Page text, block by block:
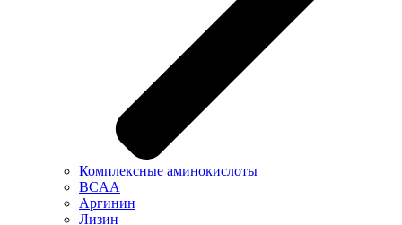
Комплексные аминокислоты
BCAA
Аргинин
Лизин